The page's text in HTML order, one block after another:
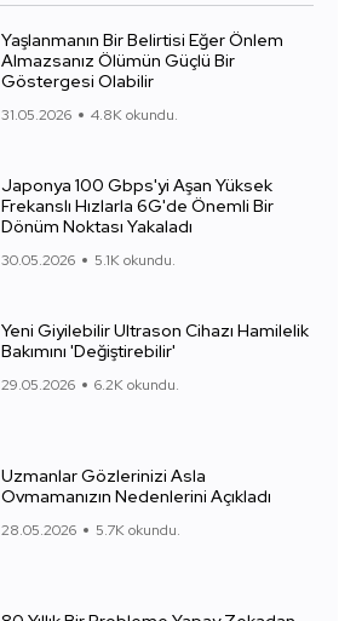
Yaşlanmanın Bir Belirtisi Eğer Önlem
Almazsanız Ölümün Güçlü Bir
Göstergesi Olabilir
31.05.2026 4.8K okundu.
Japonya 100 Gbps'yi Aşan Yüksek
Frekanslı Hızlarla 6G'de Önemli Bir
Dönüm Noktası Yakaladı
30.05.2026 5.1K okundu.
Yeni Giyilebilir Ultrason Cihazı Hamilelik
Bakımını 'Değiştirebilir'
29.05.2026 6.2K okundu.
Uzmanlar Gözlerinizi Asla
Ovmamanızın Nedenlerini Açıkladı
28.05.2026 5.7K okundu.